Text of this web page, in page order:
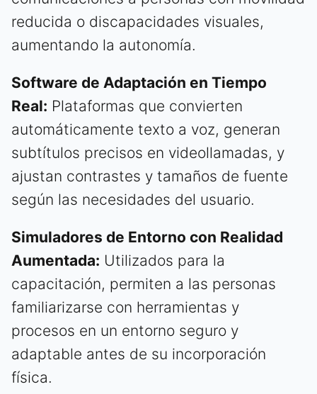
reducida o discapacidades visuales,
aumentando la autonomía.
Software de Adaptación en Tiempo
Real: Plataformas que convierten
automáticamente texto a voz, generan
subtítulos precisos en videollamadas, y
ajustan contrastes y tamaños de fuente
según las necesidades del usuario.
Simuladores de Entorno con Realidad
Aumentada: Utilizados para la
capacitación, permiten a las personas
familiarizarse con herramientas y
procesos en un entorno seguro y
adaptable antes de su incorporación
física.